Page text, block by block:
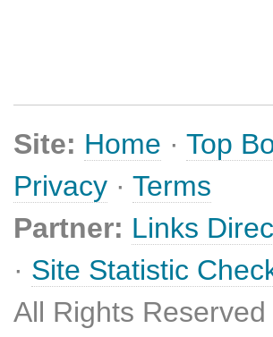
Site: Home · Top
Privacy · Terms
Partner: Links
· Site Statistic
All Rights Reserved